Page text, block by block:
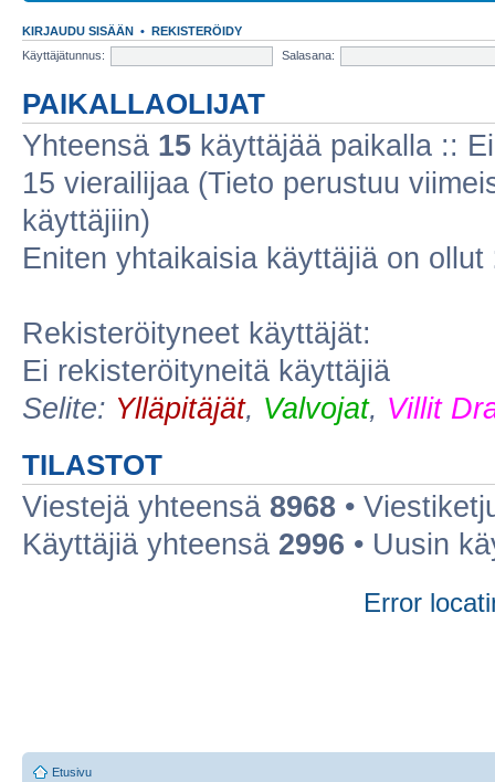
KIRJAUDU SISÄÄN • REKISTERÖIDY
Käyttäjätunnus:
Salasana:
PAIKALLAOLIJAT
Yhteensä 15 käyttäjää paikalla ::
15 vierailijaa (Tieto perustuu
käyttäjiin)
Eniten yhtaikaisia käyttäjiä on ollut
Rekisteröityneet käyttäjät:
Ei rekisteröityneitä käyttäjiä
Selite: Ylläpitäjät, Valvojat, Villit
TILASTOT
Viestejä yhteensä 8968 •
Käyttäjiä yhteensä 2996 • Uusin
Error
Etusivu